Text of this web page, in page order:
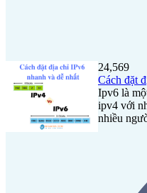
24,569
Cách đặt
Ipv6 là
ipv4 với
nhiều